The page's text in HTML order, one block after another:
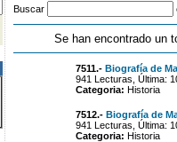
Buscar
Se han encontrado un
7511.- Biografía de
941 Lecturas, Última:
Categoria: Historia
7512.- Biografía de
941 Lecturas, Última:
Categoria: Historia